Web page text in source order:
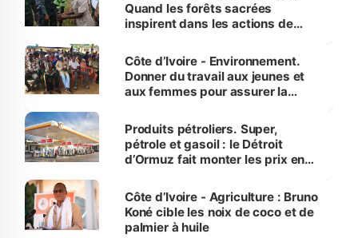
Quand les forêts sacrées
inspirent dans les actions de
Côte d’Ivoire - Environnement.
Donner du travail aux jeunes et
aux femmes pour assurer la
menacées
Produits pétroliers. Super,
pétrole et gasoil : le Détroit
d’Ormuz fait monter les prix en
Côte d’Ivoire - Agriculture : Bruno
Koné cible les noix de coco et de
palmier à huile